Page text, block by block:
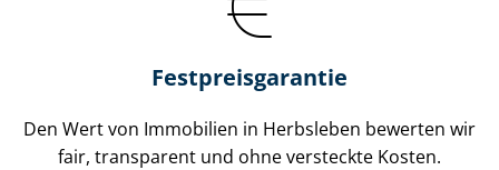
Festpreis​garantie
Den Wert von Immobilien in Herbsleben bewerten wir
fair, transparent und ohne versteckte Kosten.